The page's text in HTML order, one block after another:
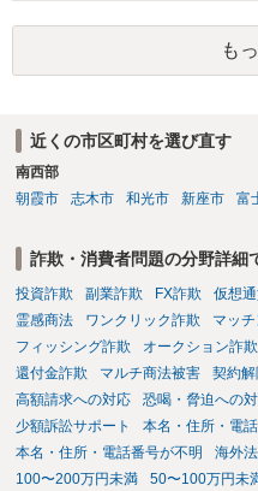
者宛に養育費を支払っており、
一部含まれています。また、私
けではないという事情も存在し
だとしても学費の請求が裁判所
も
近くの市区町村を選び直す
南西部
朝霞市
志木市 和光市 新座市 富
詐欺・消費者問題の分野詳細
投資詐欺 副業詐欺 FX詐欺 仮想
霊感商法
ワンクリック詐欺 マッ
フィッシング詐欺
オークション詐欺
還付金詐欺
マルチ商法被害 契約
高額請求への対応
恐喝・脅迫への
少額訴訟サポート
本名・住所・電
本名・住所・電話番号が不明
海外
100〜200万円未満
50〜100万円未